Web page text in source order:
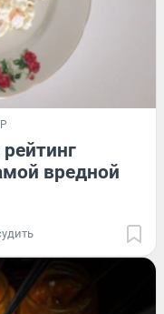
вредной